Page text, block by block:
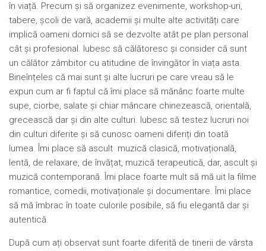
în viață. Precum și să organizez evenimente, workshop-uri,
tabere, școli de vară, academii și multe alte activități care
implică oameni dornici să se dezvolte atât pe plan personal
cât și profesional. Iubesc să călătoresc și consider că sunt
un călător zâmbitor cu atitudine de învingător în viața asta.
Bineînțeles că mai sunt și alte lucruri pe care vreau să le
expun cum ar fi faptul că îmi place să mănânc foarte multe
supe, ciorbe, salate și chiar mâncare chinezească, orientală,
grecească dar și din alte culturi. Iubesc să testez lucruri noi
din culturi diferite și să cunosc oameni diferiți din toată
lumea. Îmi place să ascult muzică clasică, motivațională,
lentă, de relaxare, de învățat, muzică terapeutică, dar, ascult și
muzică contemporană. Îmi place foarte mult să mă uit la filme
romantice, comedii, motivaționale și documentare. Îmi place
să mă îmbrac în toate culorile posibile, să fiu elegantă dar și
autentică.
După cum ați observat sunt foarte diferită de tinerii de vârsta